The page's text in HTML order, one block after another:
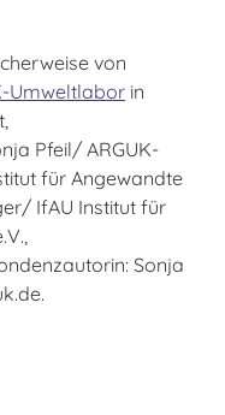
von
Umweltlabor in
Pfeil/ ARGUK-
für Angewandte
IfAU Institut für
Sonja